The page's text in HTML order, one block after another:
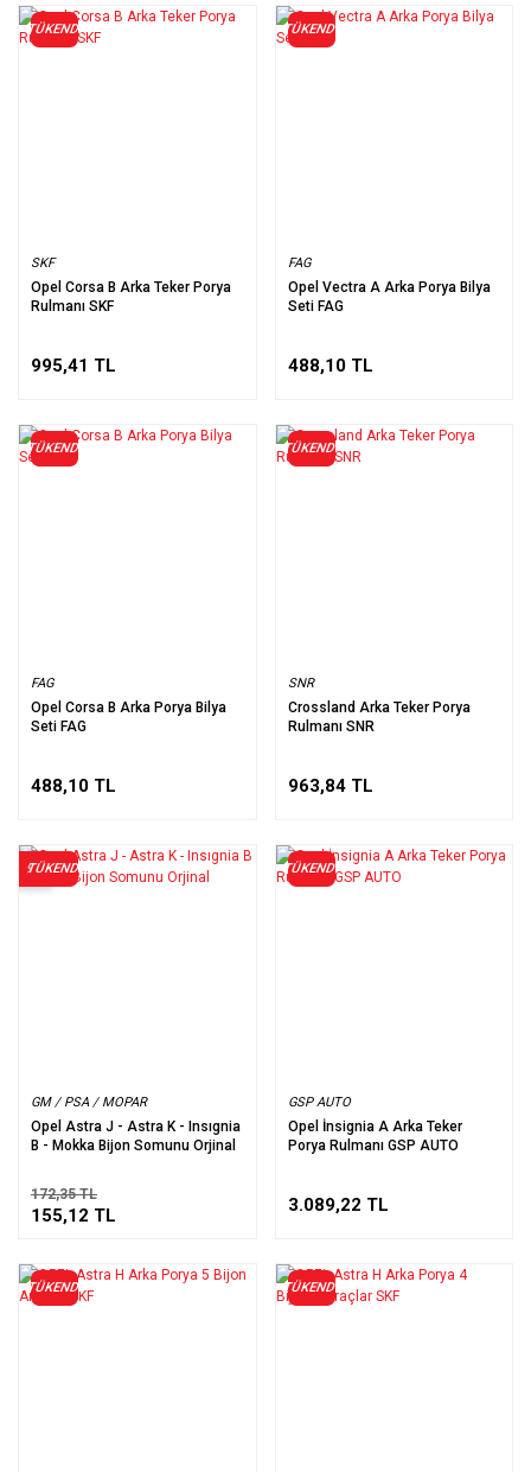
TÜKENDİ
SKF
Opel Corsa B Arka Teker Porya
Rulmanı SKF
995,41 TL
TÜKENDİ
FAG
Opel Vectra A Arka Porya Bilya
Seti FAG
488,10 TL
TÜKENDİ
FAG
Opel Corsa B Arka Porya Bilya
Seti FAG
488,10 TL
TÜKENDİ
SNR
Crossland Arka Teker Porya
Rulmanı SNR
963,84 TL
TÜKENDİ
GM / PSA / MOPAR
Opel Astra J - Astra K - Insıgnia
B - Mokka Bijon Somunu Orjinal
%10
172,35 TL
155,12 TL
TÜKENDİ
GSP AUTO
Opel İnsignia A Arka Teker
Porya Rulmanı GSP AUTO
3.089,22 TL
TÜKENDİ TÜKENDİ